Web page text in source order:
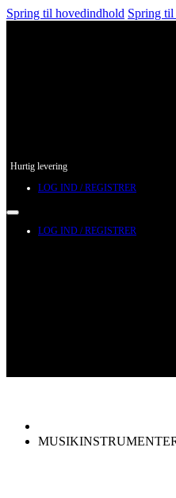
Spring til hovedindhold Spring til
Hurtig levering
LOG IND / REGISTRER
LOG IND / REGISTRER